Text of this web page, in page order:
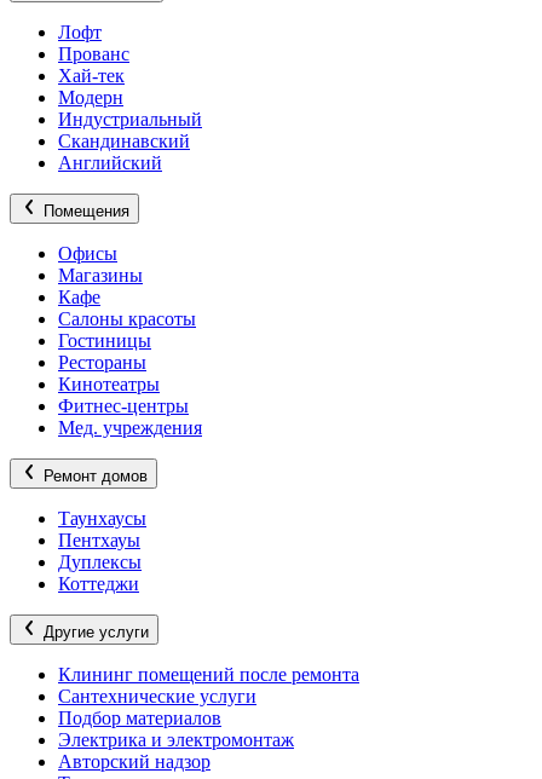
Лофт
Прованс
Хай-тек
Модерн
Индустриальный
Скандинавский
Английский
Помещения
Офисы
Магазины
Кафе
Салоны красоты
Гостиницы
Рестораны
Кинотеатры
Фитнес-центры
Мед. учреждения
Ремонт домов
Таунхаусы
Пентхауы
Дуплексы
Коттеджи
Другие услуги
Клининг помещений после ремонта
Сантехнические услуги
Подбор материалов
Электрика и электромонтаж
Авторский надзор